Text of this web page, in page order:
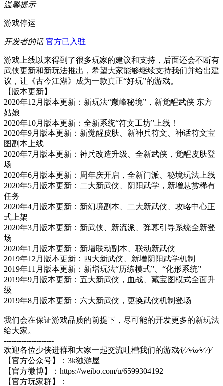
温馨提示
游戏停运
开发者的话 官方已入驻
游戏上线以来得到了很多玩家的建议和支持，后面还会不断有
武侠更新和新玩法推出，希望大家能够继续支持我们并给出建
议，让《古今江湖》成为一款真正“好玩”的游戏。
【版本更新】
2020年12月版本更新：新玩法“巅峰秘境”，新觉醒武侠 东方
姑娘
2020年10月版本更新：全新系统“符文工坊”上线！
2020年9月版本更新：新觉醒皮肤、新神兵符文、神话符文宝
图副本上线
2020年7月版本更新：神兵改造升级、全新武侠，觉醒皮肤登
场
2020年6月版本更新：周年庆开启，全新门派、秘境玩法上线
2020年5月版本更新：二大新武侠、阴阳武学，新增悬赏稀有
任务
2020年4月版本更新：新幻境副本、二大新武侠、攻略中心正
式上架
2020年3月版本更新：新武侠、新流派、弹幕引导系统全新登
场
2020年1月版本更新：新增联动副本、联动新武侠
2019年12月版本更新：四大新武侠、新增阴阳武学机制
2019年11月版本更新：新增玩法“历练模式”、“化形系统”
2019年9月版本更新：五大新武侠，血战、藏宝图模式全面升
级
2019年8月版本更新：六大新武侠，更换武侠机制登场
我们会在保证游戏品质的前提下，尽可能的开发更多的新玩法
给大家。
--------------------
欢迎各位少侠进群和大家一起交流吐槽我们的游戏⁄(⁄ ⁄•⁄ω⁄•⁄ ⁄)⁄
【官方公众号】：3k独游屋
【官方微博】：https://weibo.com/u/6599304192
【官方玩家群】：